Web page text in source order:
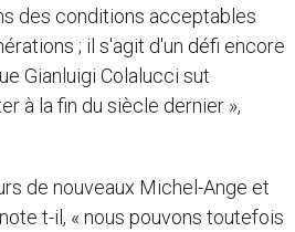
des conditions acceptables
; il s'agit d'un défi encore
Gianluigi Colalucci sut
à la fin du siècle dernier »,
de nouveaux Michel-Ange et
t-il, « nous pouvons toutefois